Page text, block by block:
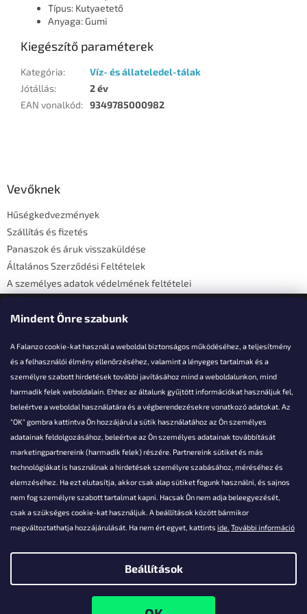
Mindent Önre szabunk
A Falanzo cookie-kat használ a weboldal biztonságos működéséhez, a teljesítmény
és a felhasználói élmény ellenőrzéséhez, valamint a lényeges tartalmak és a
személyre szabott hirdetések további javításához mind a weboldalunkon, mind
harmadik felek weboldalain. Ehhez az általunk gyűjtött információkat használjuk fel,
beleértve a weboldal használatára és a végberendezésekre vonatkozó adatokat. Az
"OK" gombra kattintva Ön hozzájárul a sütik használatához az Ön személyes
adatainak feldolgozásához, beleértve az Ön személyes adatainak továbbítását
marketingpartnereink (harmadik felek) részére. Partnereink sütiket és más
technológiákat is használnak a hirdetések személyre szabásához, méréséhez és
elemzéséhez. Ha ezt elutasítja, akkor csak alap sütiket fogunk használni, és sajnos
nem fog személyre szabott tartalmat kapni. Hacsak Ön nem adja beleegyezését,
csak a szükséges cookie-kat használjuk. A beállítások között bármikor
megváltoztathatja hozzájárulását. Ha nem ért egyet, kattints ide. További információ
Beállítások
Típus: Kutyaetető
Anyaga: Gumi
Kiegészítő paraméterek
Kategória:
Víz- és állateledel-tálak
Jótállás:
2 év
EAN vonalkód: 9349785000982
Vevőknek
Hűségkedvezmények
Szállítás és fizetés
Panaszok és áruk visszaküldése
Általános Szerződési Feltételek
A személyes adatok védelmének feltételei
Elérhetőségi adatok
Akarsz kérdezni valamit?
info@falanzo.hu